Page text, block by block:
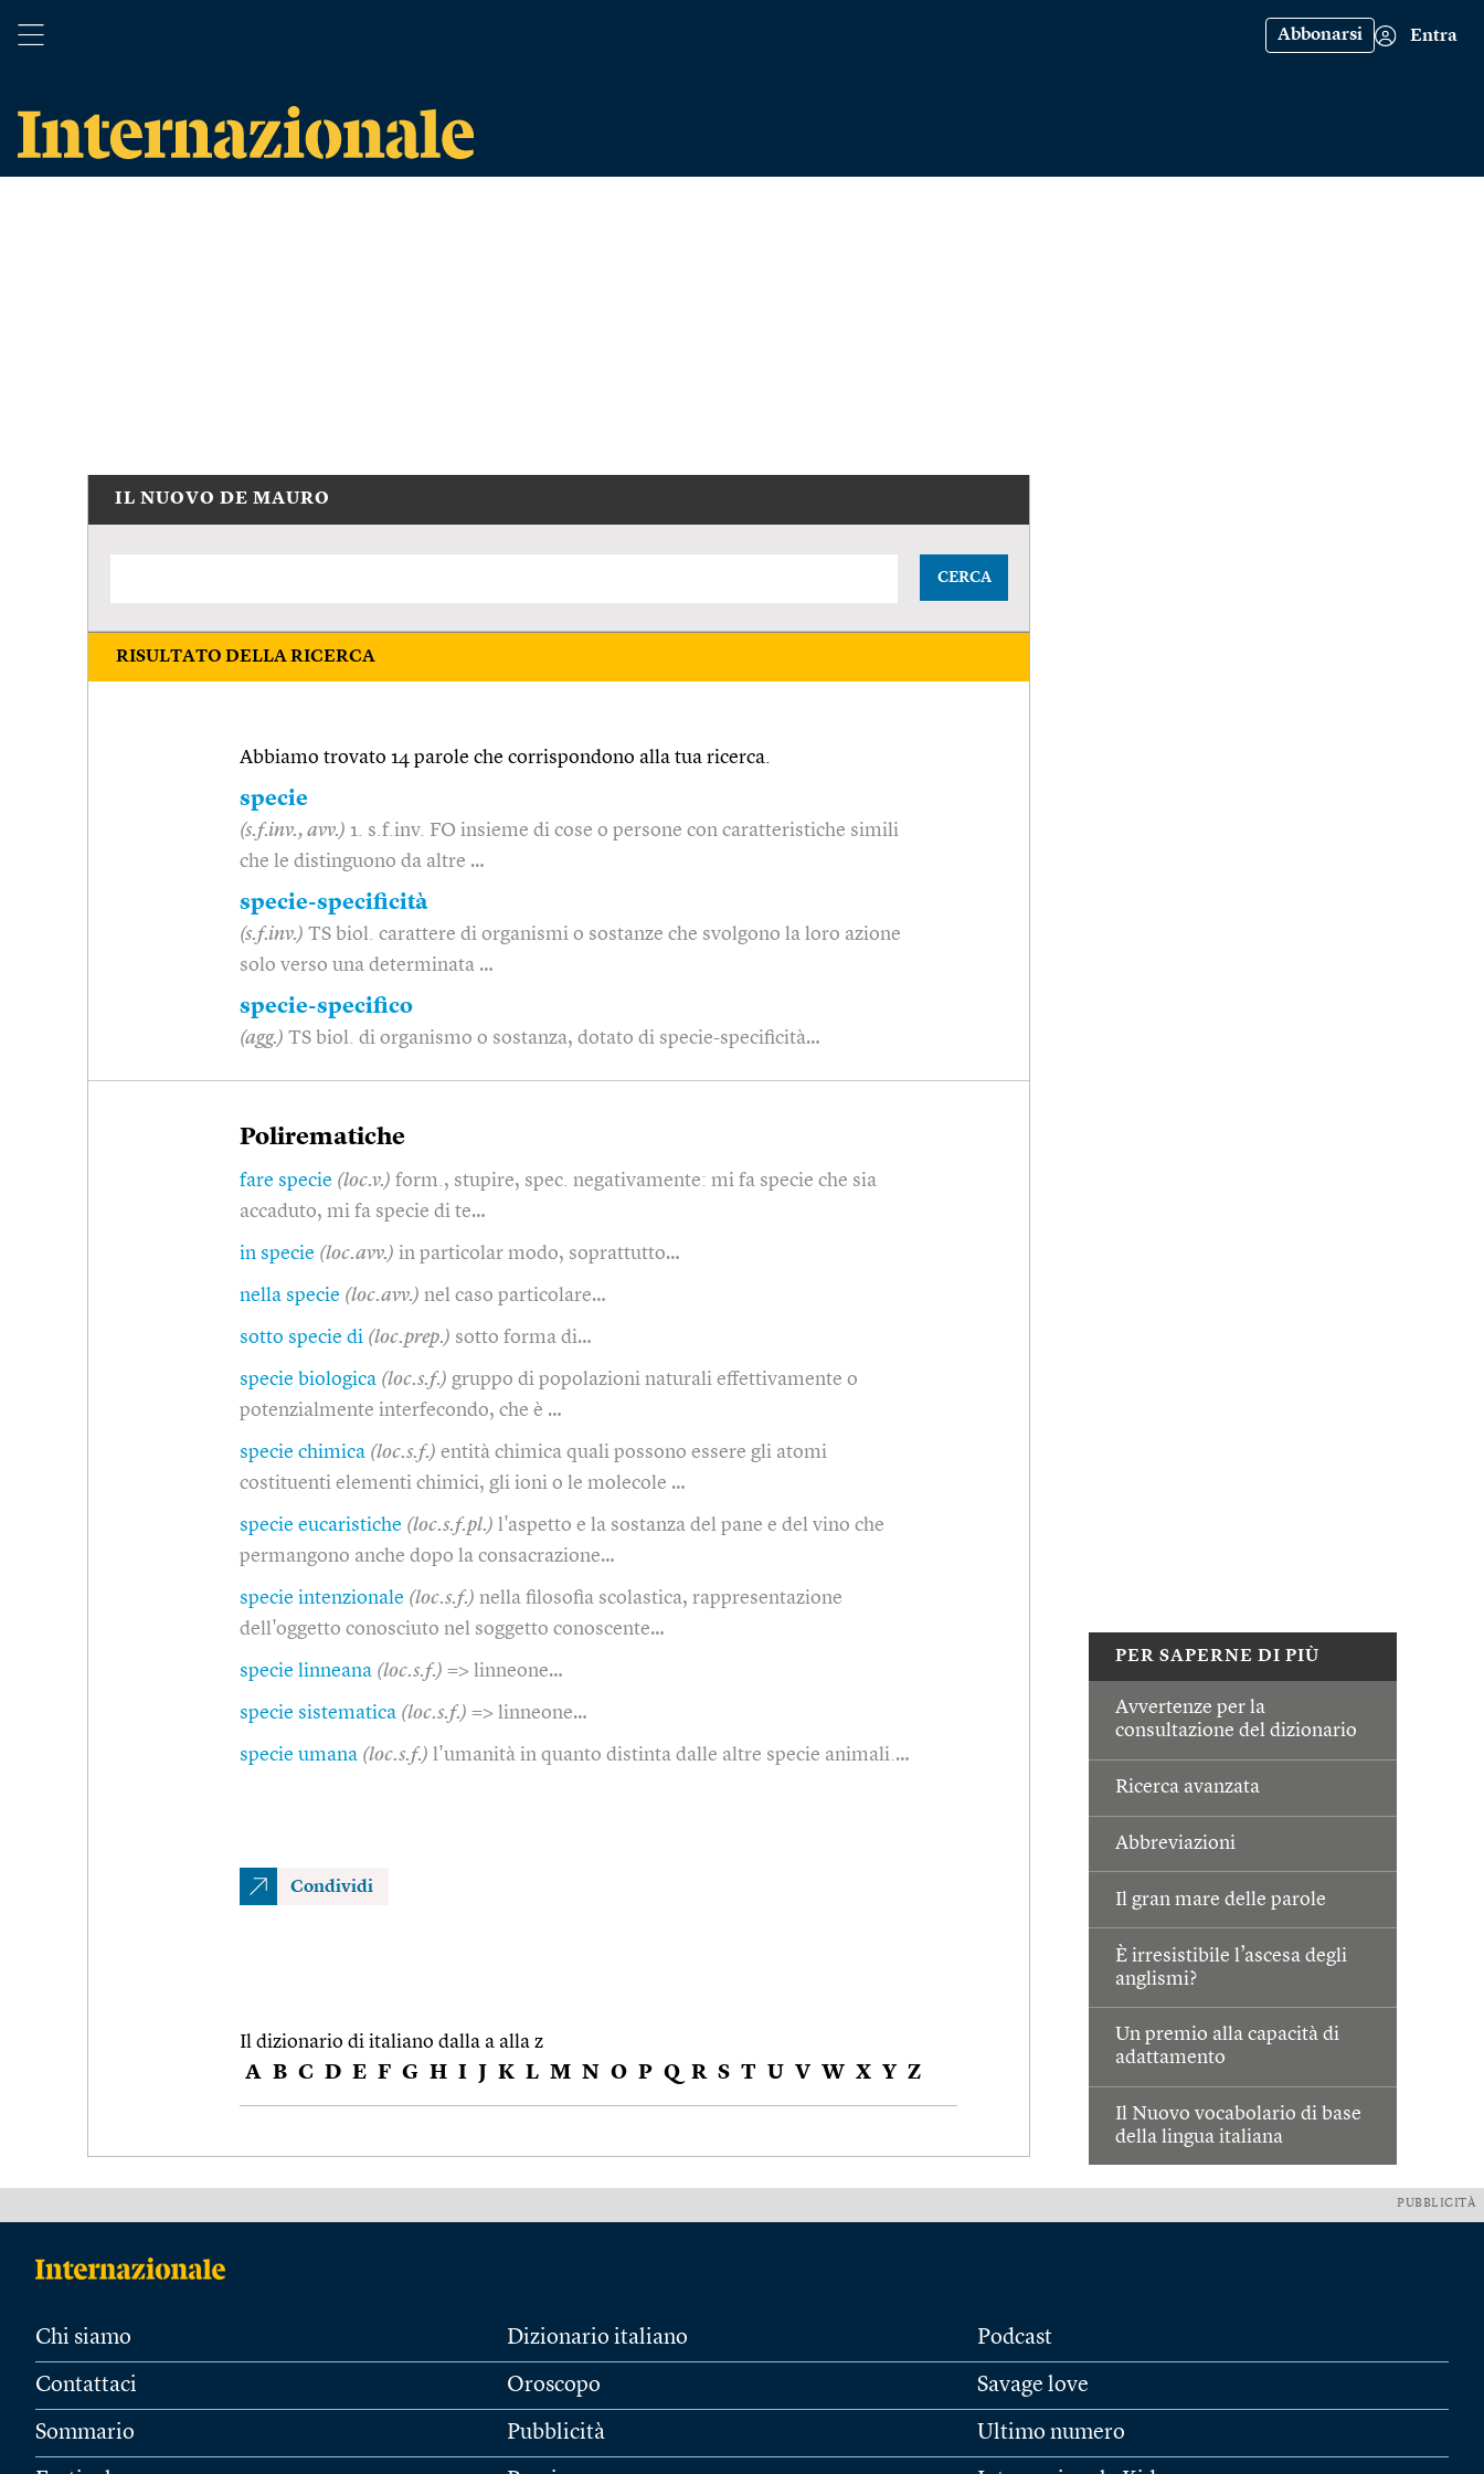
Abbonarsi Entra
PER SAPERNE DI PIÙ
Avvertenze per la
consultazione del dizionario
Ricerca avanzata
Abbreviazioni
Il gran mare delle parole
È irresistibile l’ascesa degli
anglismi?
Un premio alla capacità di
adattamento
Il Nuovo vocabolario di base
della lingua italiana
IL NUOVO DE MAURO
CERCA
RISULTATO DELLA RICERCA
Abbiamo trovato 14 parole che corrispondono alla tua ricerca.
specie
(s.f.inv., avv.) 1. s.f.inv. FO insieme di cose o persone con caratteristiche simili
che le distinguono da altre …
specie-specificità
(s.f.inv.) TS biol. carattere di organismi o sostanze che svolgono la loro azione
solo verso una determinata …
specie-specifico
(agg.) TS biol. di organismo o sostanza, dotato di specie-specificità…
Polirematiche
fare specie (loc.v.) form., stupire, spec. negativamente: mi fa specie che sia
accaduto, mi fa specie di te…
in specie (loc.avv.) in particolar modo, soprattutto…
nella specie (loc.avv.) nel caso particolare…
sotto specie di (loc.prep.) sotto forma di…
specie biologica (loc.s.f.) gruppo di popolazioni naturali effettivamente o
potenzialmente interfecondo, che è …
specie chimica (loc.s.f.) entità chimica quali possono essere gli atomi
costituenti elementi chimici, gli ioni o le molecole …
specie eucaristiche (loc.s.f.pl.) l'aspetto e la sostanza del pane e del vino che
permangono anche dopo la consacrazione…
specie intenzionale (loc.s.f.) nella filosofia scolastica, rappresentazione
dell'oggetto conosciuto nel soggetto conoscente…
specie linneana (loc.s.f.) => linneone…
specie sistematica (loc.s.f.) => linneone…
specie umana (loc.s.f.) l'umanità in quanto distinta dalle altre specie animali.…
Condividi
Il dizionario di italiano dalla a alla z
A B C D E F G H I J K L M N O P Q R S T U V W X Y Z
PUBBLICITÀ
Chi siamo
Contattaci
Sommario
Dizionario italiano
Oroscopo
Pubblicità
Podcast
Savage love
Ultimo numero